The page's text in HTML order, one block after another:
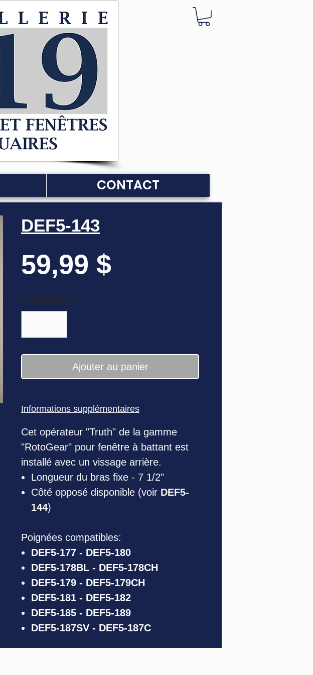
CONTACT
DEF5-143
59,99 $Prix
Quantité *
Ajouter au panier
Informations supplémentaires
Cet opérateur "Truth" de la gamme
"RotoGear" pour fenêtre à battant est
installé avec un vissage arrière.
Longueur du bras fixe - 7 1/2"
Côté opposé disponible (voir DEF5-
144)
Poignées compatibles:
DEF5-177 - DEF5-180
DEF5-178BL - DEF5-178CH
DEF5-179 - DEF5-179CH
DEF5-181 - DEF5-182
DEF5-185 - DEF5-189
DEF5-187SV - DEF5-187C